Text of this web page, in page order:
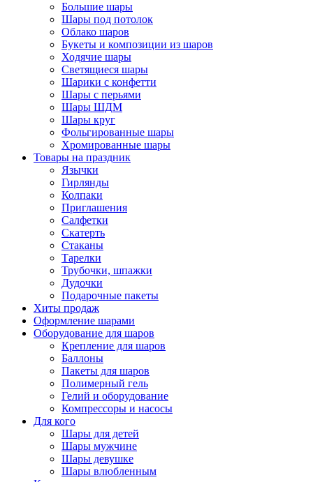
Большие шары
Шары под потолок
Облако шаров
Букеты и композиции из шаров
Ходячие шары
Светящиеся шары
Шарики с конфетти
Шары с перьями
Шары ШДМ
Шары круг
Фольгированные шары
Хромированные шары
Товары на праздник
Язычки
Гирлянды
Колпаки
Приглашения
Салфетки
Скатерть
Стаканы
Тарелки
Трубочки, шпажки
Дудочки
Подарочные пакеты
Хиты продаж
Оформление шарами
Оборудование для шаров
Крепление для шаров
Баллоны
Пакеты для шаров
Полимерный гель
Гелий и оборудование
Компрессоры и насосы
Для кого
Шары для детей
Шары мужчине
Шары девушке
Шары влюбленным